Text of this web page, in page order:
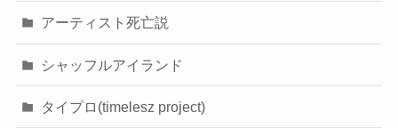
アーティスト死亡説
シャッフルアイランド
タイプロ(timelesz project)